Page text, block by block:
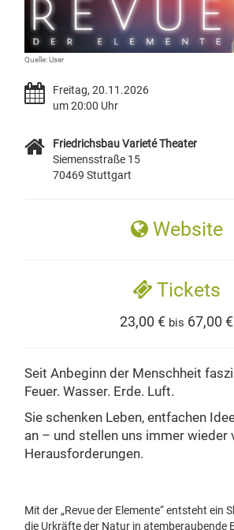
Quelle: User
Freitag, 20.11.2026
um 20:00 Uhr
Friedrichsbau Varieté Theater
Siemensstraße 15
70469 Stuttgart
Website
Tickets
23,00 € bis 67,00 €
Seit Anbeginn der Menschheit
Feuer. Wasser. Erde. Luft.
Sie schenken Leben, entfachen
an – und stellen uns immer wieder
Herausforderungen.
Mit der „Revue der Elemente“ entsteht ein
die Urkräfte der Natur in atemberaubende